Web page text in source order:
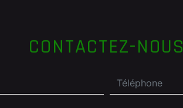
CONTACTEZ-NOUS